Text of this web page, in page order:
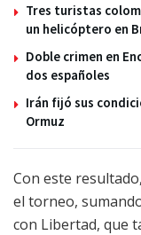
Tres turistas
un helicóptero en
Doble crimen en
dos españoles
Irán fijó sus
Ormuz
Con este
el torneo,
con Libertad, que